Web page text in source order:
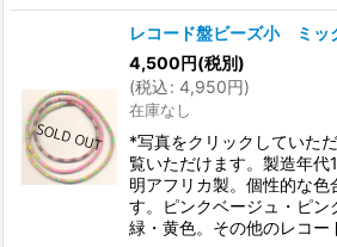
レコード盤ビーズ小 ミッ
4,500円(税別)
(税込: 4,950円)
在庫なし
*写真をクリックしていた
覧いただけます。製造年
明アフリカ製。個性的な色
す。ピンクベージュ・ピン
緑・黄色。その他のレコ